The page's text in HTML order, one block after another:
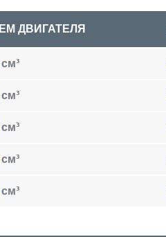
ДВИГАТЕЛЯ
см³
см³
см³
см³
см³